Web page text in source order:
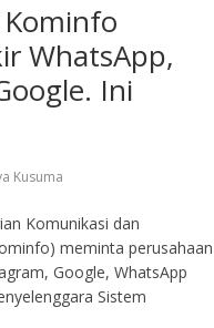
WhatsApp,
Ini
Kusuma
Komunikasi dan
meminta perusahaan
Google, WhatsApp
Sistem